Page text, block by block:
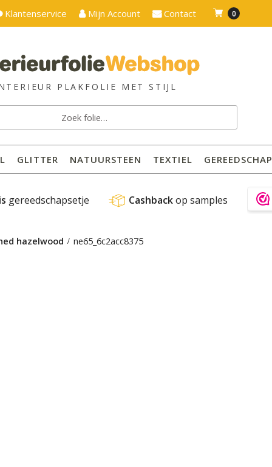
Klantenservice Mijn Account Contact 0
GLITTER NATUURSTEEN TEXTIEL GEREEDSCHAP
gereedschapsetje Cashback op samples
hazelwood ne65_6c2acc8375